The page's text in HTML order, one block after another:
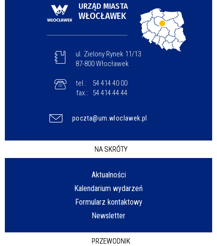
URZĄD MIASTA
WŁOCŁAWEK
ul. Zielony Rynek 11/13
87-800 Włocławek
tel.:
54 414 40 00
fax.:
54 414 44 44
poczta@um.wloclawek.pl
NA SKRÓTY
Aktualności
Kalendarium wydarzeń
Formularz kontaktowy
Newsletter
PRZEWODNIK